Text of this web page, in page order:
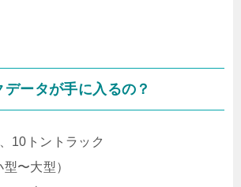
ータが手に入るの？
10トントラック
〜大型）